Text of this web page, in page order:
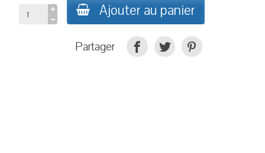
Ajouter au panier
Partager